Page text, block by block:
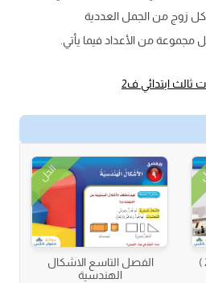
زوج من الجمل العددية
مجموعة من الأعداد فيما يأتي.
ثالث ابتدائي ف2
الحل
الفصل التاسع الاشكال
الهندسية